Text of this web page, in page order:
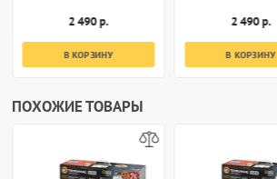
2 490 р.
В КОРЗИНУ
2 490 р.
В КОРЗИНУ
ПОХОЖИЕ ТОВАРЫ